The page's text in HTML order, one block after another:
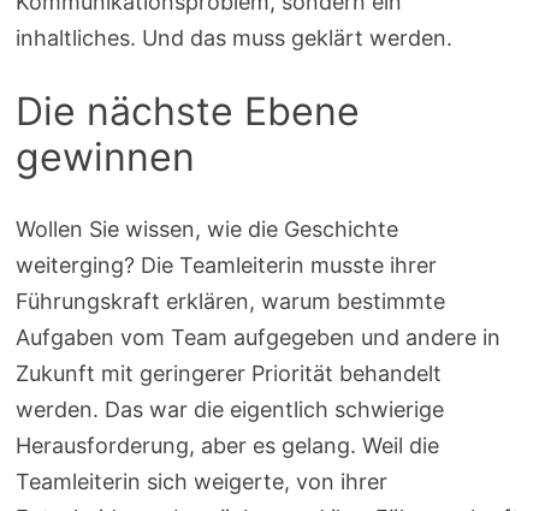
inhaltliches. Und das muss geklärt werden.
Die nächste Ebene
gewinnen
Wollen Sie wissen, wie die Geschichte
weiterging? Die Teamleiterin musste ihrer
Führungskraft erklären, warum bestimmte
Aufgaben vom Team aufgegeben und andere in
Zukunft mit geringerer Priorität behandelt
werden. Das war die eigentlich schwierige
Herausforderung, aber es gelang. Weil die
Teamleiterin sich weigerte, von ihrer